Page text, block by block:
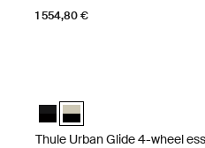
Urban Glide 3 car seat adapter for
1 554,80 €
Thule Urban Glide 4-wheel
Thule Urban Glide 4-
Thule Urban Glide 4-wheel